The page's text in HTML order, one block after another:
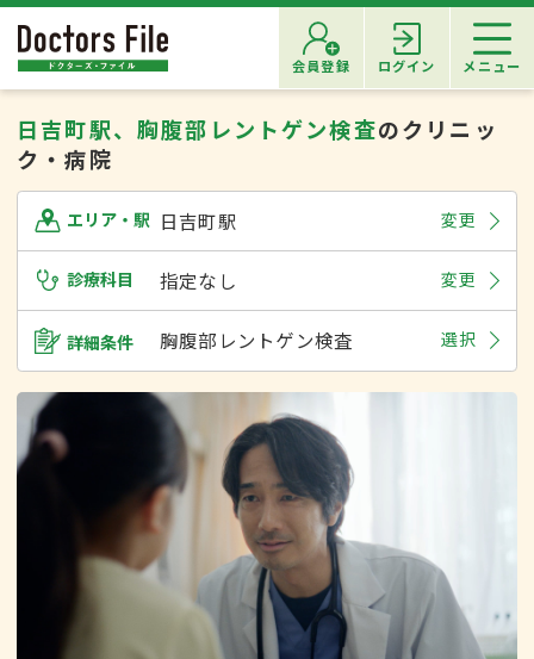
会員登録 ログイン メニュー
日吉町駅、胸腹部レントゲン検査のクリニッ
ク・病院
エリア・駅 日吉町駅 変更
診療科目 指定なし 変更
詳細条件 胸腹部レントゲン検査 選択